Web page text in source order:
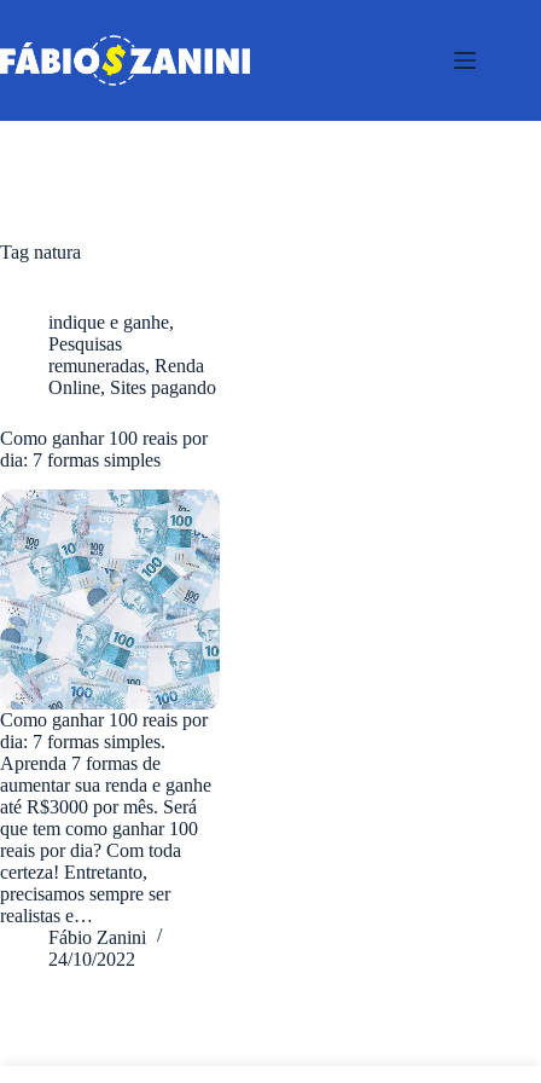
o
conteúdo
Tag natura
indique e ganhe,
Pesquisas
remuneradas, Renda
Online, Sites pagando
Como ganhar 100 reais por
dia: 7 formas simples
Como ganhar 100 reais por
dia: 7 formas simples.
Aprenda 7 formas de
aumentar sua renda e ganhe
até R$3000 por mês. Será
que tem como ganhar 100
reais por dia? Com toda
certeza! Entretanto,
precisamos sempre ser
realistas e…
Fábio Zanini
24/10/2022